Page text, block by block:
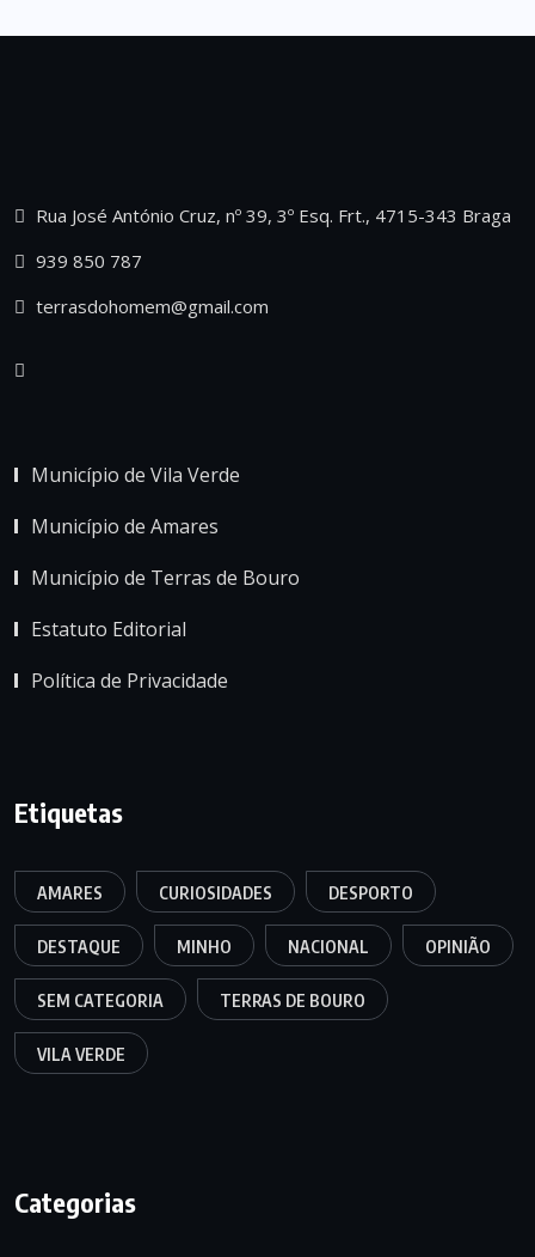
Rua José António Cruz, nº 39, 3º Esq. Frt., 4715-343 Braga
939 850 787
terrasdohomem@gmail.com
Município de Vila Verde
Município de Amares
Município de Terras de Bouro
Estatuto Editorial
Política de Privacidade
Etiquetas
AMARES CURIOSIDADES DESPORTO
DESTAQUE MINHO NACIONAL OPINIÃO
SEM CATEGORIA TERRAS DE BOURO
VILA VERDE
Categorias